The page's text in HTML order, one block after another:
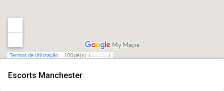
Escorts Manchester
Termos de Utilização 100 pé(s)